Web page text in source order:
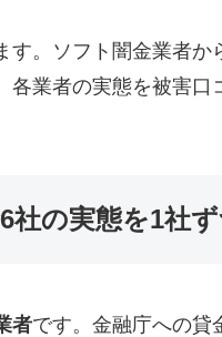
。ソフト闇金業者か
各業者の実態を被害
社の実態を1社
者です。金融庁への貸